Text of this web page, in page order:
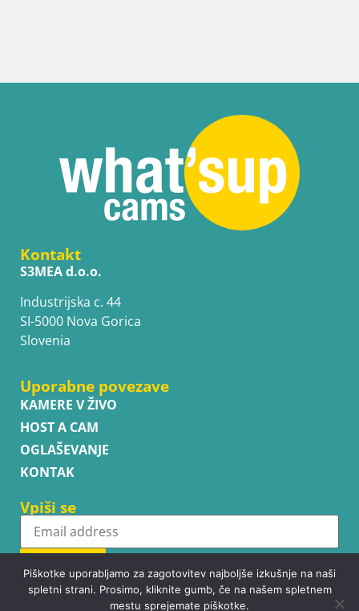
Kontakt
S3MEA d.o.o.
Industrijska c. 44
SI-5000 Nova Gorica
Slovenia
Uporabne povezave
KAMERE V ŽIVO
HOST A CAM
OGLAŠEVANJE
KONTAK
Vpiši se
Subscribe
Piškotke uporabljamo za zagotovitev najboljše izkušnje na naši
spletni strani. Prosimo, kliknite gumb, če na našem spletnem
mestu sprejemate piškotke.